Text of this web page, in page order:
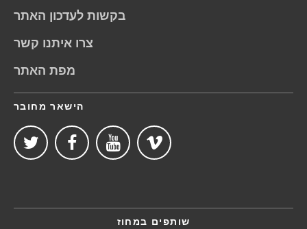
בקשות לעדכון האתר
צרו איתנו קשר
מפת האתר
הישאר מחובר
שותפים במחוז